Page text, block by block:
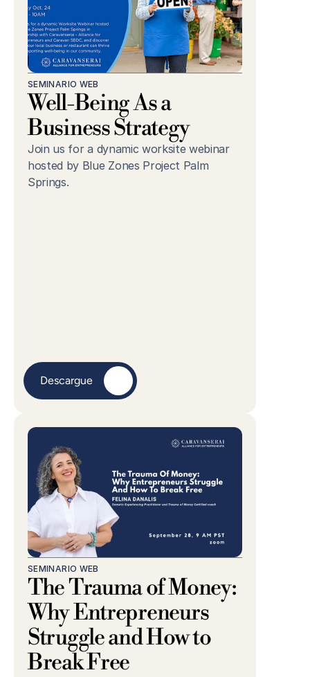
SEMINARIO WEB
Well-Being As a
Business Strategy
Join us for a dynamic worksite webinar
hosted by Blue Zones Project Palm
Springs.
Descargue
SEMINARIO WEB
The Trauma of Money:
Why Entrepreneurs
Struggle and How to
Break Free